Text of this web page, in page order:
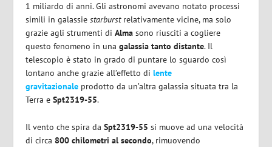
1 miliardo di anni. Gli astronomi avevano notato processi
simili in galassiestarburstrelativamente vicine, ma solo
grazie agli strumenti diAlma sono riusciti a cogliere
questo fenomeno in unagalassia tanto distante. Il
telescopio è stato in grado di puntare lo sguardo così
lontano anche grazie all’effetto dilente
gravitazionale prodotto da un’altra galassia situata tra la
Terra e Spt2319-55.
Il vento che spira daSpt2319-55 si muove ad una velocità
di circa 800 chilometri al secondo, rimuovendo